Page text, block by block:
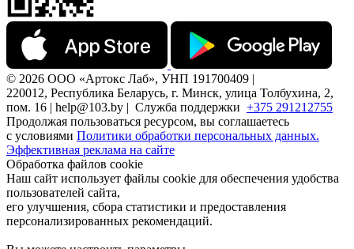
© 2026 ООО «Артокс Лаб», УНП 191700409 |
220012, Республика Беларусь, г. Минск, улица Толбухина, 2,
пом. 16 | help@103.by | Служба поддержки +375 291212755
Продолжая пользоваться ресурсом, вы соглашаетесь
с условиями Политики обработки персональных данных.
Эффективная реклама на сайте
Обработка файлов cookie
Наш сайт использует файлы cookie для обеспечения удобства
пользователей сайта,
его улучшения, сбора статистики и предоставления
персонализированных рекомендаций.